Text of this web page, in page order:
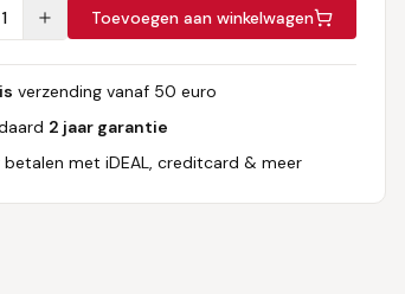
1 Toevoegen aan winkelwagen
verzending vanaf 50 euro
2 jaar garantie
betalen met iDEAL, creditcard & meer